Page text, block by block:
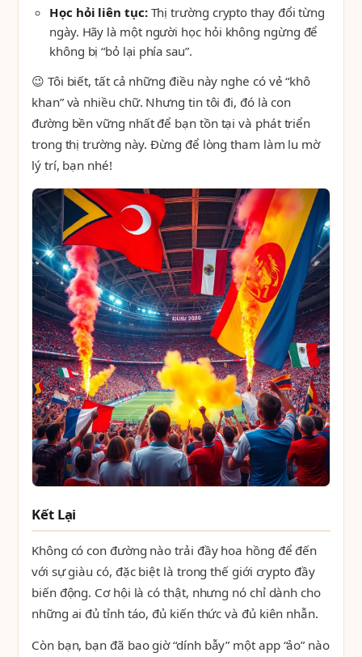
Học hỏi liên tục:Thị trường crypto thay đổi từng
ngày. Hãy là một người học hỏi không ngừng để
không bị “bỏ lại phía sau”.
😉 Tôi biết, tất cả những điều này nghe có vẻ “khô
khan” và nhiều chữ. Nhưng tin tôi đi, đó là con
đường bền vững nhất để bạn tồn tại và phát triển
trong thị trường này. Đừng để lòng tham làm lu mờ
lý trí, bạn nhé!
Kết Lại
Không có con đường nào trải đầy hoa hồng để đến
với sự giàu có, đặc biệt là trong thế giới crypto đầy
biến động. Cơ hội là có thật, nhưng nó chỉ dành cho
những ai đủ tỉnh táo, đủ kiến thức và đủ kiên nhẫn.
Còn bạn, bạn đã bao giờ “dính bẫy” một app “ảo” nào